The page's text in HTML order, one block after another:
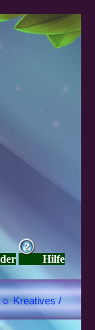
Hilfe
☼ Kreatives /